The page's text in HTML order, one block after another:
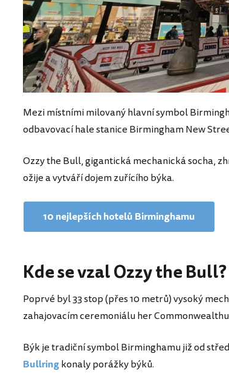
Mezi místními milovaný hlavní symbol
odbavovací hale stanice Birmingham New
Ozzy the Bull, gigantická mechanická socha,
ožije a vytváří dojem zuřícího býka.
10 nejlepších hotelů Birminghamu
Kde se vzal Ozzy the Bull?
Poprvé byl 33 stop (přes 10 metrů) vysoký
zahajovacím ceremoniálu her
Býk je tradiční symbol Birminghamu již od
Bullringkonaly porážky býků.